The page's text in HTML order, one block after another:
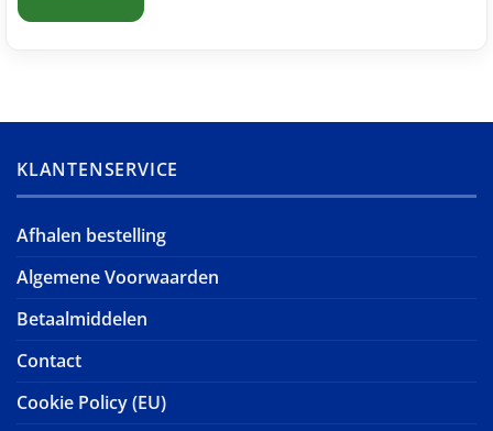
KLANTENSERVICE
Afhalen bestelling
Algemene Voorwaarden
Betaalmiddelen
Contact
Cookie Policy (EU)